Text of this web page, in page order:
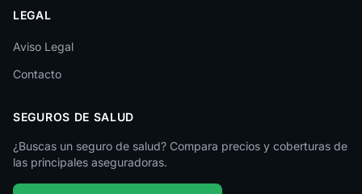
Málaga
Melilla
Murcia
Palencia
LEGAL
Aviso Legal
Contacto
SEGUROS DE SALUD
¿Buscas un seguro de salud? Compara precios y coberturas de
las principales aseguradoras.